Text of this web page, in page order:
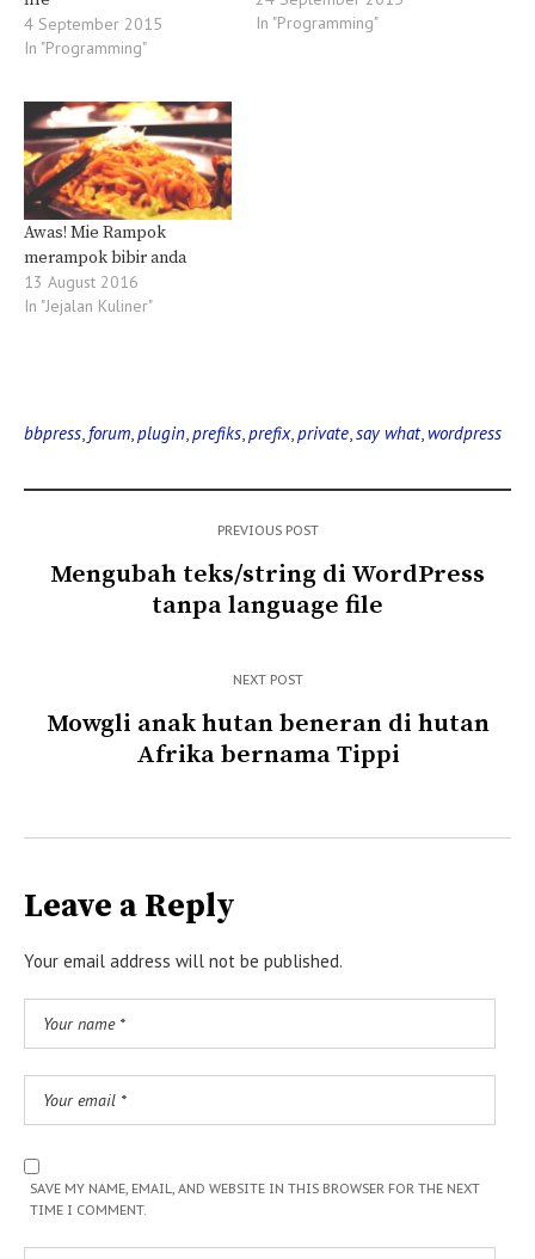
4 September 2015
In "Programming"
In "Programming"
Awas! Mie Rampok
merampok bibir anda
13 August 2016
In "Jejalan Kuliner"
bbpress, forum,plugin,prefiks,prefix,private,say what, wordpress
PREVIOUS POST
Mengubah teks/string di WordPress
tanpa language file
NEXT POST
Mowgli anak hutan beneran di hutan
Afrika bernama Tippi
Leave a Reply
Your email address will not be published.
SAVE MY NAME, EMAIL, AND WEBSITE IN THIS BROWSER FOR THE NEXT
TIME I COMMENT.